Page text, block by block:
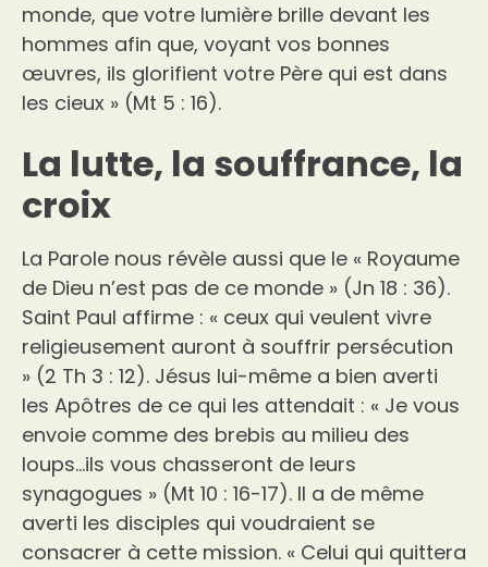
monde, que votre lumière brille devant les
hommes afin que, voyant vos bonnes
œuvres, ils glorifient votre Père qui est dans
les cieux » (Mt 5 : 16).
La lutte, la souffrance, la
croix
La Parole nous révèle aussi que le « Royaume
de Dieu n’est pas de ce monde » (Jn 18 : 36).
Saint Paul affirme : « ceux qui veulent vivre
religieusement auront à souffrir persécution
» (2 Th 3 : 12). Jésus lui-même a bien averti
les Apôtres de ce qui les attendait : « Je vous
envoie comme des brebis au milieu des
loups…ils vous chasseront de leurs
synagogues » (Mt 10 : 16-17). Il a de même
averti les disciples qui voudraient se
consacrer à cette mission. « Celui qui quittera